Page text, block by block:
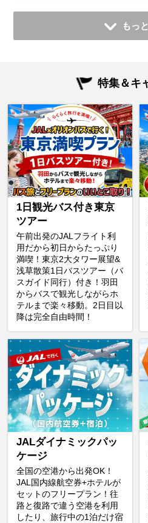
もっ
特集＆キ
1日観光バス付き東京
ツアー
午前出発のJALフライト利
用だから初日からたっぷり
満喫！東京2大タワー展望&
浅草散策1日バスツアー（バ
スガイド同行）付き！羽田
からバスで観光しながらホ
テルまで楽々移動。2日目以
降は完全自由時間！
JALダイナミックパッ
ケージ
全国の空港から出発OK！
JAL国内線航空券+ホテルが
セットのフリープラン！往
路と復路で違う空港を利用
したり、旅行中の1泊だけ宿